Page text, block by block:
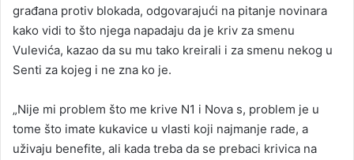
građana protiv blokada, odgovarajući na pitanje novinara
kako vidi to što njega napadaju da je kriv za smenu
Vulevića, kazao da su mu tako kreirali i za smenu nekog u
Senti za kojeg i ne zna ko je.
„Nije mi problem što me krive N1 i Nova s, problem je u
tome što imate kukavice u vlasti koji najmanje rade, a
uživaju benefite, ali kada treba da se prebaci krivica na